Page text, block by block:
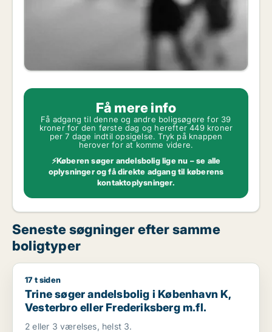
Få mere info
Få adgang til denne og andre boligsøgere for 39
kroner for den første dag og herefter 449 kroner
per 7 dage indtil opsigelse. Tryk på knappen
herover for at komme videre.
⚡Køberen søger andelsbolig lige nu – se alle
oplysninger og få direkte adgang til køberens
kontaktoplysninger.
Seneste søgninger efter samme
boligtyper
Trine søger andelsbolig i København K, Vesterbro eller
17 t siden
Trine søger andelsbolig i København K,
Vesterbro eller Frederiksberg m.fl.
2 eller 3 værelses, helst 3.